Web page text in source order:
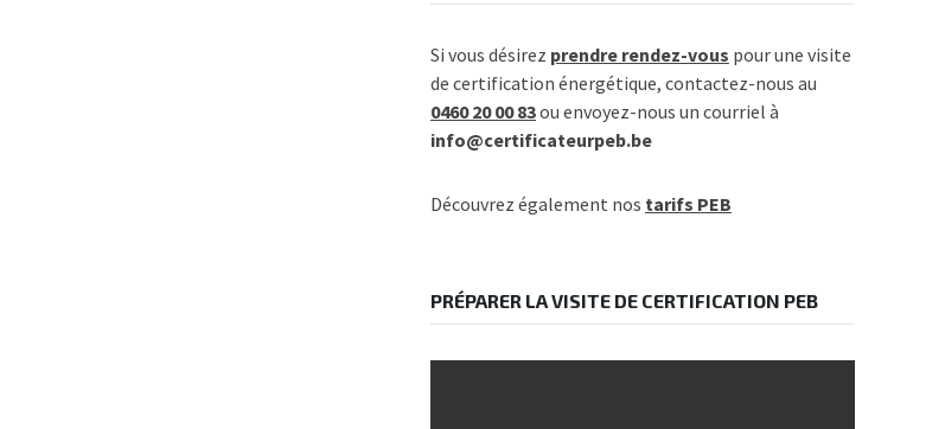
Si vous désirez prendre rendez-vous pour une visite
de certification énergétique, contactez-nous au
0460 20 00 83ou envoyez-nous un courriel à
info@certificateurpeb.be
Découvrez également nos tarifs PEB
PRÉPARER LA VISITE DE CERTIFICATION PEB